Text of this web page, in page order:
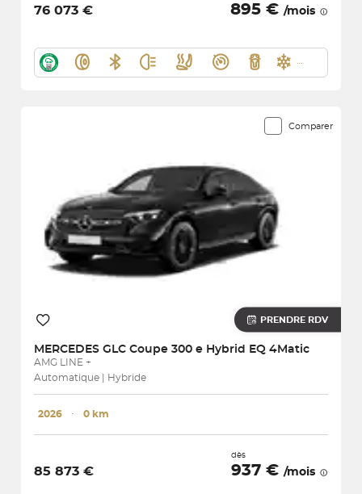
76 073 € 895 € /mois
Comparer
PRENDRE RDV
MERCEDES GLC Coupe 300 e Hybrid EQ 4Matic
AMG LINE +
Automatique | Hybride
2026 ･ 0 km
85 873 €
dès
937 € /mois